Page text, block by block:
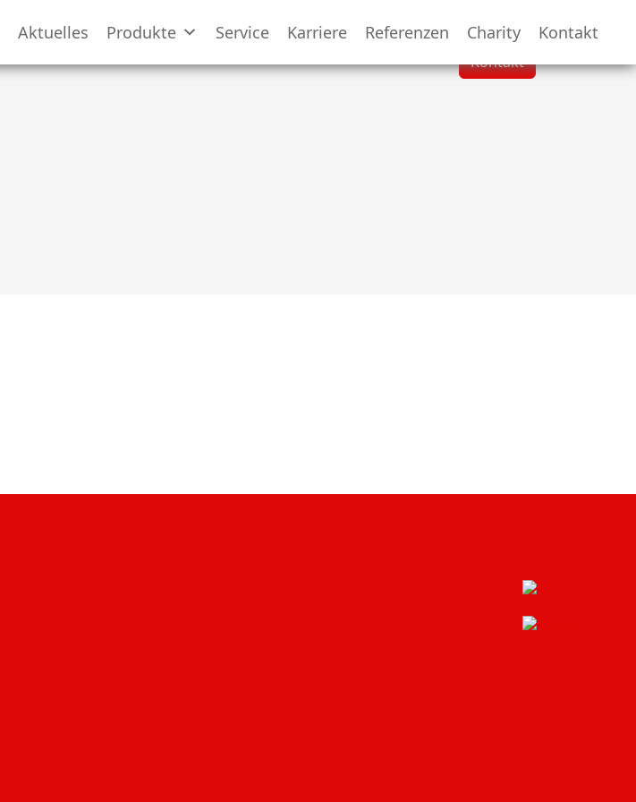
Aktuelles Produkte Service Karriere Referenzen Charity Kontakt
Kontakt